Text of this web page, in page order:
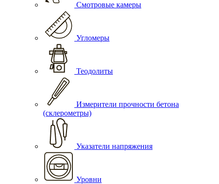
Смотровые камеры
Угломеры
Теодолиты
Измерители прочности бетона
(склерометры)
Указатели напряжения
Уровни